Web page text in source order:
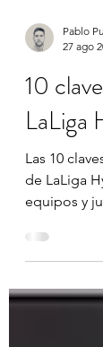
27 ago
10
LaLiga
Las 10
equipos y